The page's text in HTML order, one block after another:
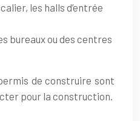
les halls d’entrée
bureaux ou des centres
de construire sont
pour la construction.